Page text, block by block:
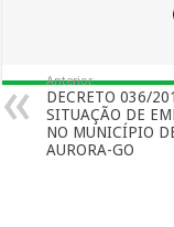
Anterior
DECRETO 036/
SITUAÇÃO DE
NO MUNICÍPIO
AURORA-GO